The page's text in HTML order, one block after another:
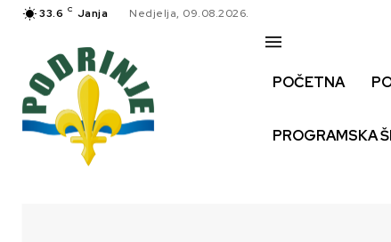
33.6 C Janja Nedjelja, 09.08.2026.
POČETNA
PROGRAMSKA